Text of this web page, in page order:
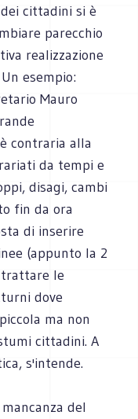
cittadini si è
parecchio
realizzazione
esempio:
Mauro
contraria alla
da tempi e
disagi, cambi
fin da ora
di inserire
(appunto la 2
le
dove
ma non
cittadini. A
s'intende.
del